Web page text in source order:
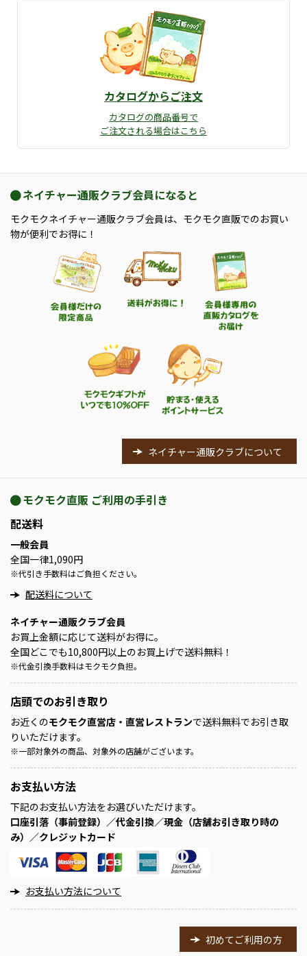
カタログからご注文
カタログの商品番号で
ご注文される場合はこちら
ネイチャー通販クラブ会員になると
モクモクネイチャー通販クラブ会員は、モクモク直販でのお買い
物が便利でお得に！
ネイチャー通販クラブについて
モクモク直販 ご利用の手引き
配送料
一般会員
全国一律1,090円
※代引き手数料はご負担ください。
配送料について
ネイチャー通販クラブ会員
お買上金額に応じて送料がお得に。
全国どこでも10,800円以上のお買上げで送料無料！
※代金引換手数料はモクモク負担。
店頭でのお引き取り
お近くのモクモク直営店・直営レストランで送料無料でお引き取
りいただけます。
※一部対象外の商品、対象外の店舗がございます。
お支払い方法
下記のお支払い方法をお選びいただけます。
口座引落（事前登録）／代金引換／現金（店舗お引き取り時の
み）／クレジットカード
お支払い方法について
初めてご利用の方